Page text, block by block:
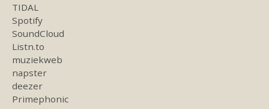
TIDAL
Spotify
SoundCloud
Listn.to
muziekweb
napster
deezer
Primephonic